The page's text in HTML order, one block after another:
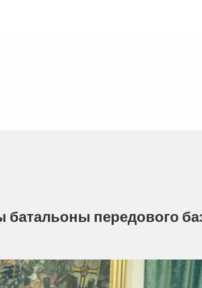
батальоны передового